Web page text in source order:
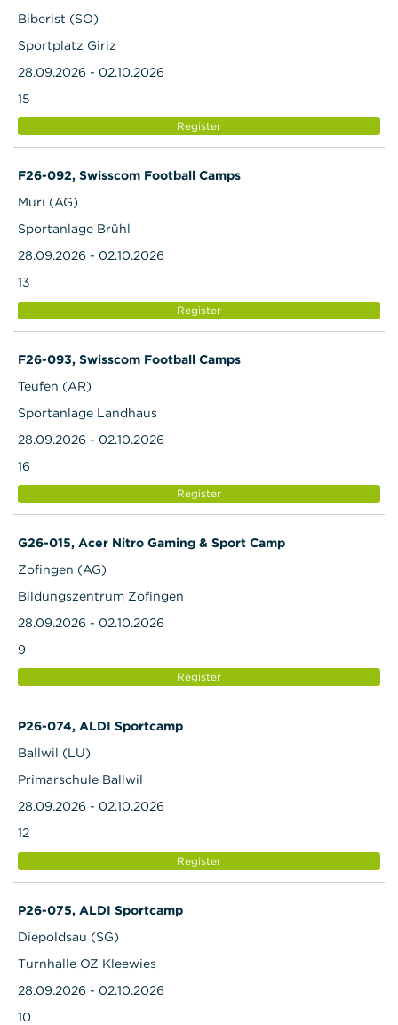
Biberist (SO)
Sportplatz Giriz
28.09.2026 - 02.10.2026
15
Register
F26-092, Swisscom Football Camps
Muri (AG)
Sportanlage Brühl
28.09.2026 - 02.10.2026
13
Register
F26-093, Swisscom Football Camps
Teufen (AR)
Sportanlage Landhaus
28.09.2026 - 02.10.2026
16
Register
G26-015, Acer Nitro Gaming & Sport Camp
Zofingen (AG)
Bildungszentrum Zofingen
28.09.2026 - 02.10.2026
9
Register
P26-074, ALDI Sportcamp
Ballwil (LU)
Primarschule Ballwil
28.09.2026 - 02.10.2026
12
Register
P26-075, ALDI Sportcamp
Diepoldsau (SG)
Turnhalle OZ Kleewies
28.09.2026 - 02.10.2026
10